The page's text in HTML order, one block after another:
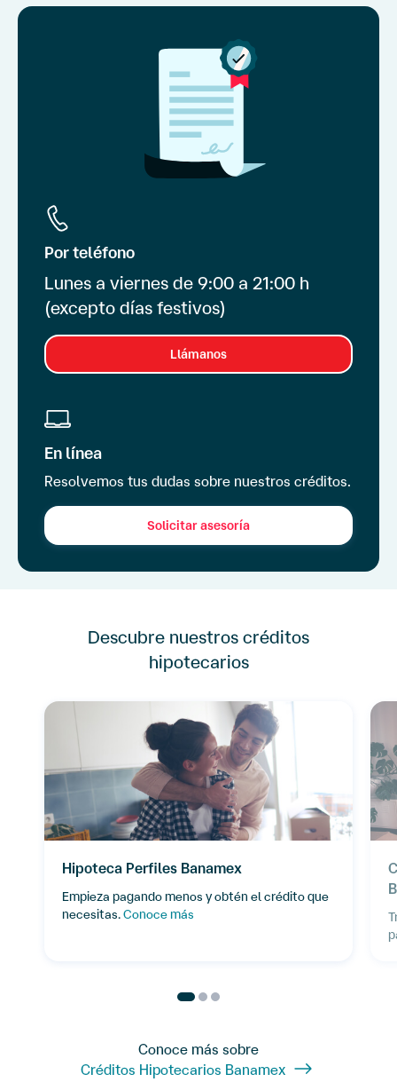
Por teléfono
Lunes a viernes de 9:00 a 21:00 h
(excepto días festivos)
Llámanos
En línea
Resolvemos tus dudas sobre nuestros créditos.
Solicitar asesoría
Descubre nuestros créditos
hipotecarios
Hipoteca Perfiles Banamex
Empieza pagando menos y obtén el crédito que
necesitas.Conoce más
Conoce más sobre
Créditos Hipotecarios Banamex